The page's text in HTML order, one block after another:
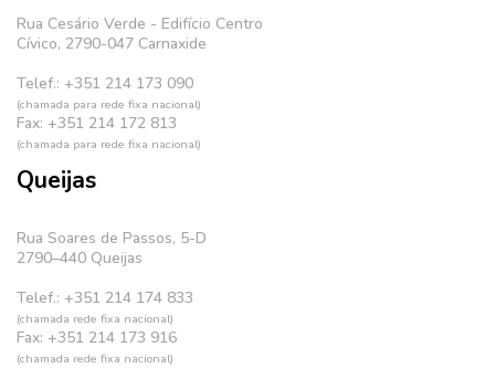
Rua Cesário Verde - Edifício Centro
Cívico, 2790-047 Carnaxide
Telef.: +351 214 173 090
(chamada para rede fixa nacional)
Fax: +351 214 172 813
(chamada para rede fixa nacional)
Queijas
Rua Soares de Passos, 5-D
2790–440 Queijas
Telef.: +351 214 174 833
(chamada rede fixa nacional)
Fax: +351 214 173 916
(chamada rede fixa nacional)